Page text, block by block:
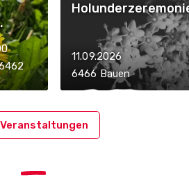
11.09.2026
6466 Bauen